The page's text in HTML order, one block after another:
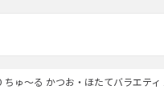
ちゅ～る かつお・ほたてバラエテ